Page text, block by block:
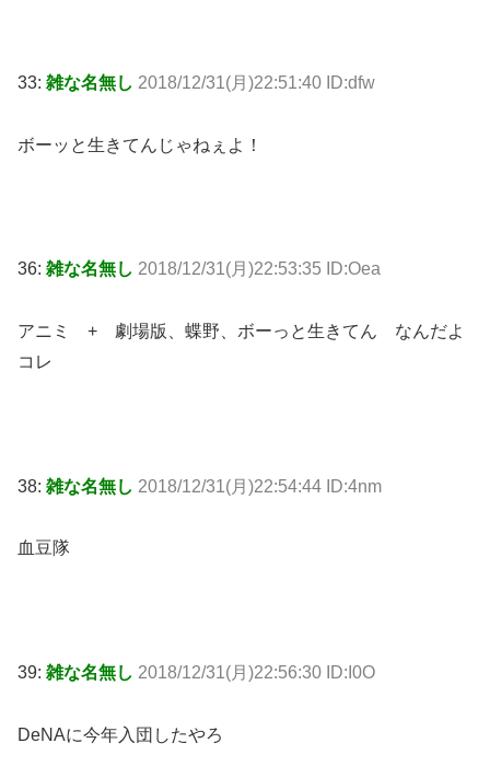
33: 雑な名無し 2018/12/31(月)22:51:40 ID:dfw
ボーッと生きてんじゃねぇよ！
36: 雑な名無し 2018/12/31(月)22:53:35 ID:Oea
アニミ + 劇場版、蝶野、ボーっと生きてん なんだよ
コレ
38: 雑な名無し 2018/12/31(月)22:54:44 ID:4nm
血豆隊
39: 雑な名無し 2018/12/31(月)22:56:30 ID:I0O
DeNAに今年入団したやろ